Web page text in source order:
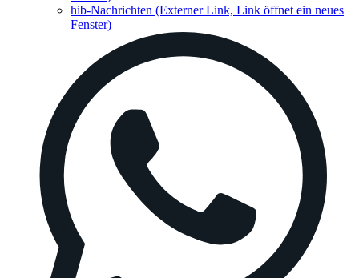
hib-Nachrichten (Externer Link, Link öffnet ein neues
Fenster)